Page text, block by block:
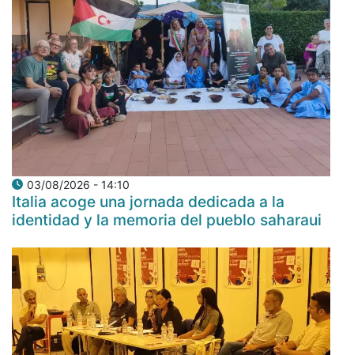
03/08/2026 - 14:10
Italia acoge una jornada dedicada a la
identidad y la memoria del pueblo saharaui